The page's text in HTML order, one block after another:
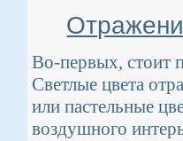
Во-первых, стоит
Светлые цвета
или пастельные
воздушного